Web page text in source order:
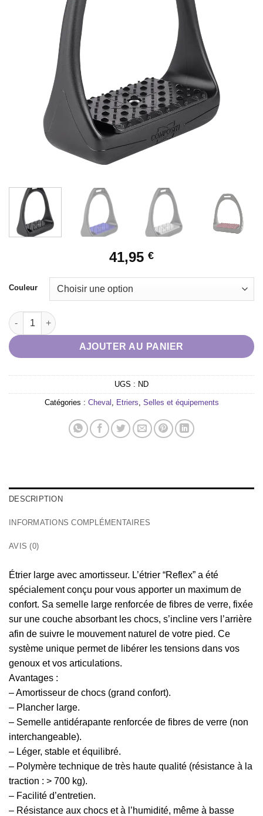
41,95 €
Couleur
quantité de ETRIER PLANCHER LARGE COMPOSITI
AJOUTER AU PANIER
UGS : ND
Catégories : Cheval Etriers Selles et équipements
DESCRIPTION
INFORMATIONS COMPLÉMENTAIRES
AVIS (0)
Étrier large avec amortisseur. L’étrier “Reflex” a été
spécialement conçu pour vous apporter un maximum de
confort. Sa semelle large renforcée de fibres de verre, fixée
sur une couche absorbant les chocs, s’incline vers l’arrière
afin de suivre le mouvement naturel de votre pied. Ce
système unique permet de libérer les tensions dans vos
genoux et vos articulations.
Avantages :
– Amortisseur de chocs (grand confort).
– Plancher large.
– Semelle antidérapante renforcée de fibres de verre (non
interchangeable).
– Léger, stable et équilibré.
– Polymère technique de très haute qualité (résistance à la
traction : > 700 kg).
– Facilité d’entretien.
– Résistance aux chocs et à l’humidité, même à basse